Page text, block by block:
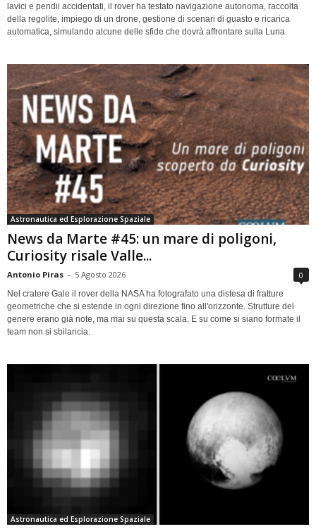
lavici e pendii accidentati, il rover ha testato navigazione autonoma, raccolta
della regolite, impiego di un drone, gestione di scenari di guasto e ricarica
automatica, simulando alcune delle sfide che dovrà affrontare sulla Luna
Astronautica ed Esplorazione Spaziale
News da Marte #45: un mare di poligoni,
Curiosity risale Valle...
Antonio Piras - 5 Agosto 2026 0
Nel cratere Gale il rover della NASA ha fotografato una distesa di fratture
geometriche che si estende in ogni direzione fino all'orizzonte. Strutture del
genere erano già note, ma mai su questa scala. E su come si siano formate il
team non si sbilancia.
Astronautica ed Esplorazione Spaziale